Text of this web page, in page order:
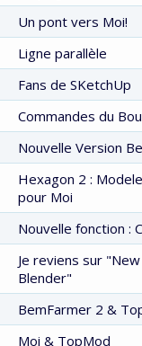
Un pont vers Moi!
Ligne parallèle
Fans de SKetchUp
Commandes du
Nouvelle Version
Hexagon 2 :
pour Moi
Nouvelle fonction :
Je reviens sur
Blender"
BemFarmer 2 &
Moi & TopMod